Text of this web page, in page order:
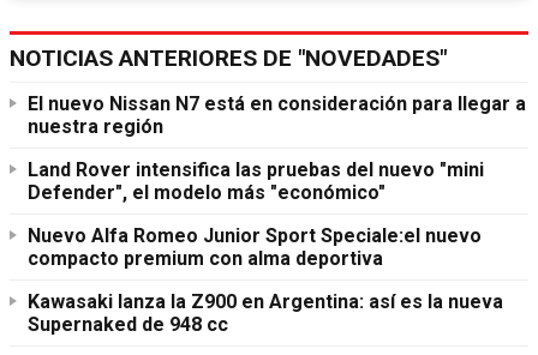
NOTICIAS ANTERIORES DE "NOVEDADES"
El nuevo Nissan N7 está en consideración para llegar a
nuestra región
Land Rover intensifica las pruebas del nuevo "mini
Defender", el modelo más "económico"
Nuevo Alfa Romeo Junior Sport Speciale:el nuevo
compacto premium con alma deportiva
Kawasaki lanza la Z900 en Argentina: así es la nueva
Supernaked de 948 cc